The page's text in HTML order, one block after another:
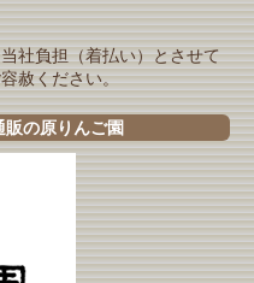
社負担（着払い）とさせて
赦ください。
の原りんご園